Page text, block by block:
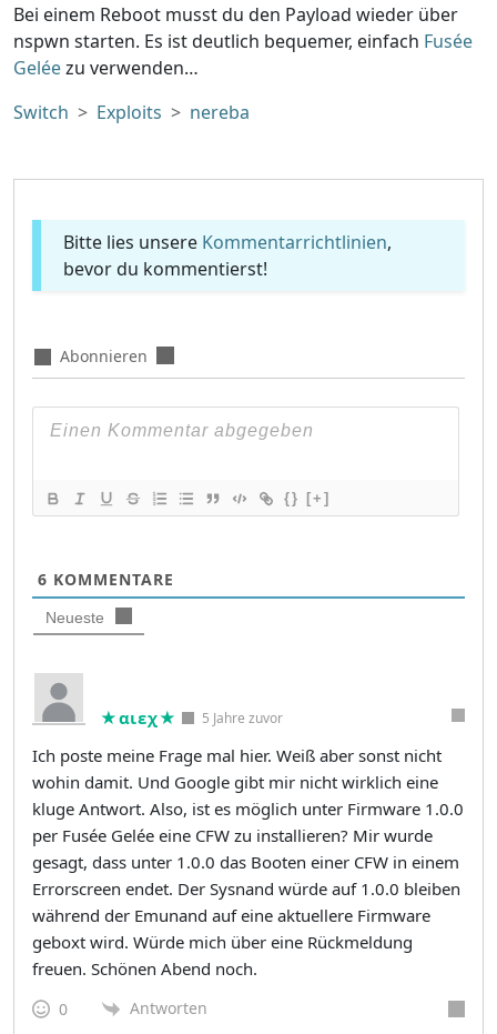
Bei einem Reboot musst du den Payload wieder über
nspwn starten. Es ist deutlich bequemer, einfach Fusée
Geléezu verwenden…
Switch
Exploits nereba
Bitte lies unsere Kommentarrichtlinien,
bevor du kommentierst!
Abonnieren
{} [+]
6 KOMMENTARE
Neueste
★αιεχ★ 5 Jahre zuvor
Ich poste meine Frage mal hier. Weiß aber sonst nicht
wohin damit. Und Google gibt mir nicht wirklich eine
kluge Antwort. Also, ist es möglich unter Firmware 1.0.0
per Fusée Gelée eine CFW zu installieren? Mir wurde
gesagt, dass unter 1.0.0 das Booten einer CFW in einem
Errorscreen endet. Der Sysnand würde auf 1.0.0 bleiben
während der Emunand auf eine aktuellere Firmware
geboxt wird. Würde mich über eine Rückmeldung
freuen. Schönen Abend noch.
0 Antworten